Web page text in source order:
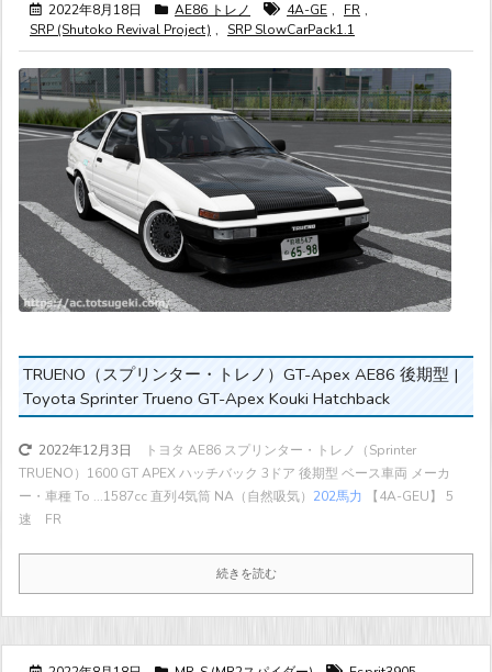
2022年8月18日 AE86 トレノ 4A-GE , FR ,
SRP (Shutoko Revival Project) , SRP SlowCarPack1.1
TRUENO（スプリンター・トレノ）GT-Apex AE86 後期型 |
Toyota Sprinter Trueno GT-Apex Kouki Hatchback
2022年12月3日
トヨタ AE86 スプリンター・トレノ（Sprinter
TRUENO）1600 GT APEX ハッチバック 3ドア 後期型 ベース車両 メーカ
ー・車種 To ...1587cc 直列4気筒 NA（自然吸気） 202馬力 【4A-GEU】 5
速 FR
続きを読む